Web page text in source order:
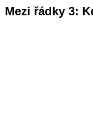
Mezi řádky 3: